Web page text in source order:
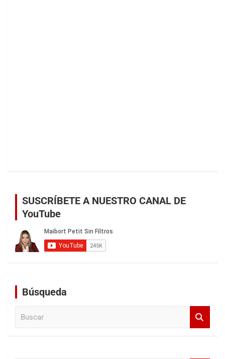
SUSCRÍBETE A NUESTRO CANAL DE
YouTube
Búsqueda